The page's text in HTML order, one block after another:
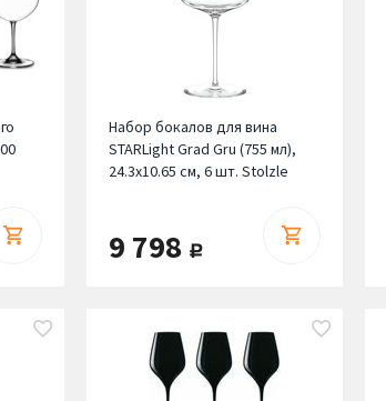
Набор бокалов для вина
STARLight Grad Gru (755 мл),
24.3х10.65 см, 6 шт. Stolzle
9 798 руб.